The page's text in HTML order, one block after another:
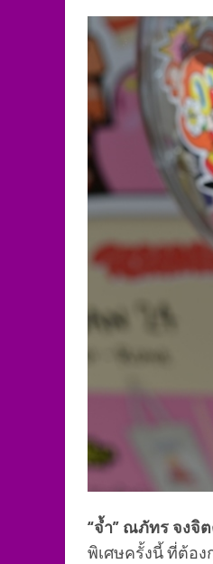
“จ้ำ” ณภัทร จงจิ
พิเศษครั้งนี้ ที่ต้อง